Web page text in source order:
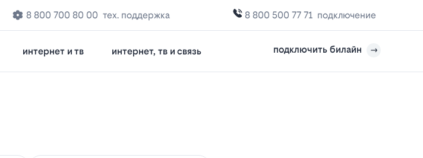
8 800 700 80 00 тех. поддержка 8 800 500 77 71 подключение
интернет и тв интернет, тв и связь подключить билайн